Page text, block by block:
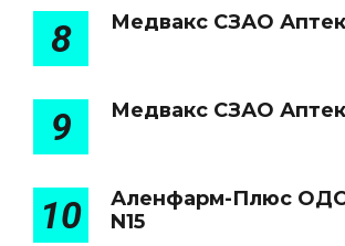
8 Медвакс СЗАО
9 Медвакс СЗАО
10
Аленфарм-Плюс
N15